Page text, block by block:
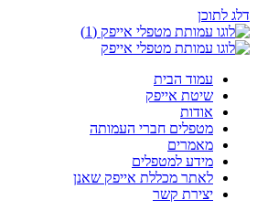
דלג לתוכן
עמוד הבית
שיטת אייפק
אודות
מטפלים חברי העמותה
מאמרים
מידע למטפלים
לאתר מכללת אייפק שאנן
יצירת קשר